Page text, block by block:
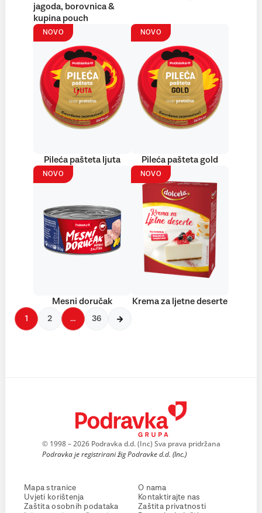
jagoda, borovnica &
kupina pouch
NOVO
Pileća pašteta ljuta
NOVO
Pileća pašteta gold
NOVO
Mesni doručak
NOVO
Krema za ljetne deserte
1 2 … 36
© 1998 – 2026 Podravka d.d. (Inc) Sva prava pridržana
Podravka je registrirani žig Podravke d.d. (Inc.)
Mapa stranice
Uvjeti korištenja
Zaštita osobnih podataka
O nama
Kontaktirajte nas
Zaštita privatnosti